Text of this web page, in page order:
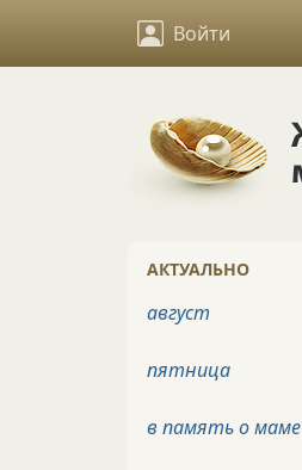
Войти
АКТУАЛЬНО
август
пятница
в память о маме